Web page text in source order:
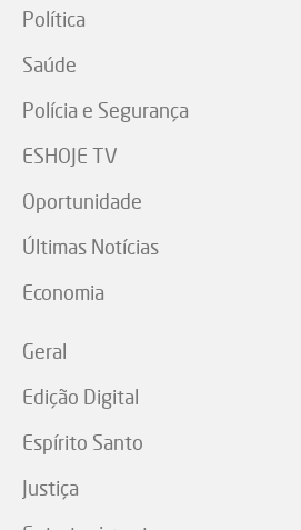
Política
Saúde
Polícia e Segurança
ESHOJE TV
Oportunidade
Últimas Notícias
Economia
Geral
Edição Digital
Espírito Santo
Justiça